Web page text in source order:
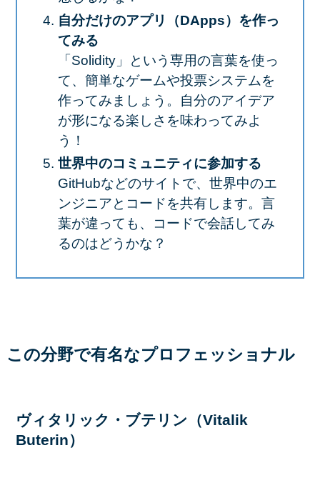
自分だけのアプリ（DApps）を作っ
てみる
「Solidity」という専用の言葉を使っ
て、簡単なゲームや投票システムを
作ってみましょう。
自分のアイデア
が形になる楽しさを味わってみよ
う！
世界中のコミュニティに参加する
GitHubなどのサイトで、世界中のエ
ンジニアとコードを共有します。 言
葉が違っても、コードで会話してみ
るのはどうかな？
この分野で有名なプロフェッショナル
ヴィタリック・ブテリン（Vitalik
Buterin）